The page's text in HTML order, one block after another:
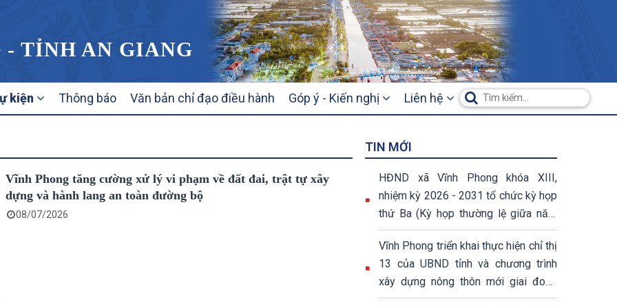
- TỈNH AN GIANG
kiện Thông báo Văn bản chỉ đạo điều hành Góp ý - Kiến nghị Liên hệ
Vĩnh Phong tăng cường xử lý vi phạm về đất đai, trật tự xây
dựng và hành lang an toàn đường bộ
08/07/2026
TIN MỚI
HĐND xã Vĩnh Phong khóa XIII,
nhiệm kỳ 2026 - 2031 tổ chức kỳ họp
thứ Ba (Kỳ họp thường lệ giữa năm
2026)
Vĩnh Phong triển khai thực hiện chỉ thị
13 của UBND tỉnh và chương trình
xây dựng nông thôn mới giai đoạn
2026 – 2030